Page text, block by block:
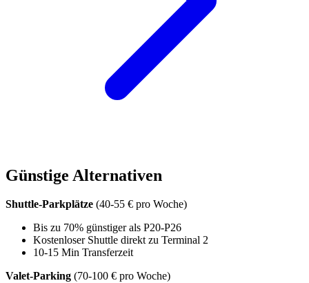
Günstige Alternativen
Shuttle-Parkplätze (40-55 € pro Woche)
Bis zu 70% günstiger als P20-P26
Kostenloser Shuttle direkt zu Terminal 2
10-15 Min Transferzeit
Valet-Parking (70-100 € pro Woche)